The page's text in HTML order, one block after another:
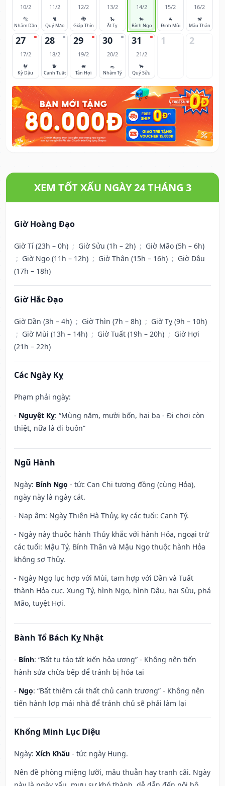
10/2
🐅
Nhâm Dần
11/2
🐈
Quý Mão
12/2
🐉
Giáp Thìn
13/2
🐍
Ất Tỵ
14/2
🐎
Bính Ngọ
15/2
🐐
Đinh Mùi
16/2
🐒
Mậu Thân
27
17/2
🐓
Kỷ Dậu
28
18/2
🐕
Canh Tuất
29
19/2
🐖
Tân Hợi
30
20/2
🐀
Nhâm Tý
31
21/2
🐂
Quý Sửu
1 2
XEM TỐT XẤU NGÀY 24 THÁNG 3
Giờ Hoàng Đạo
Giờ Tí (23h – 0h) ; Giờ Sửu (1h – 2h) ; Giờ Mão (5h – 6h)
; Giờ Ngọ (11h – 12h) ; Giờ Thân (15h – 16h) ; Giờ Dậu
(17h – 18h)
Giờ Hắc Đạo
Giờ Dần (3h – 4h) ; Giờ Thìn (7h – 8h) ; Giờ Tỵ (9h – 10h)
; Giờ Mùi (13h – 14h) ; Giờ Tuất (19h – 20h) ; Giờ Hợi
(21h – 22h)
Các Ngày Kỵ
Phạm phải ngày:
- Nguyệt Kỵ: “Mùng năm, mười bốn, hai ba - Đi chơi còn
thiệt, nữa là đi buôn”
Ngũ Hành
Ngày: Bính Ngọ - tức Can Chi tương đồng (cùng Hỏa),
ngày này là ngày cát.
- Nạp âm: Ngày Thiên Hà Thủy, kỵ các tuổi: Canh Tý.
- Ngày này thuộc hành Thủy khắc với hành Hỏa, ngoại trừ
các tuổi: Mậu Tý, Bính Thân và Mậu Ngọ thuộc hành Hỏa
không sợ Thủy.
- Ngày Ngọ lục hợp với Mùi, tam hợp với Dần và Tuất
thành Hỏa cục. Xung Tý, hình Ngọ, hình Dậu, hại Sửu, phá
Mão, tuyệt Hợi.
Bành Tổ Bách Kỵ Nhật
- Bính: “Bất tu táo tất kiến hỏa ương” - Không nên tiến
hành sửa chữa bếp để tránh bị hỏa tai
- Ngọ: “Bất thiêm cái thất chủ canh trương” - Không nên
tiến hành lợp mái nhà để tránh chủ sẽ phải làm lại
Khổng Minh Lục Diệu
Ngày: Xích Khẩu - tức ngày Hung.
Nên đề phòng miệng lưỡi, mâu thuẫn hay tranh cãi. Ngày